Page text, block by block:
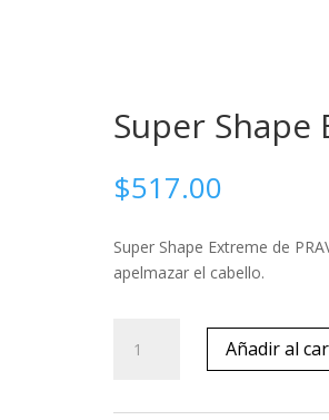
Super Shape
$517.00
Super Shape Extreme de
apelmazar el cabello.
Shape
Añadir al